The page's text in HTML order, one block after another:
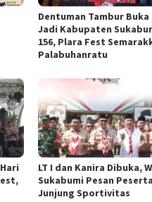
Dentuman Tambur Buka
Jadi Kabupaten
156, Plara Fest
Palabuhanratu
LT I dan Kanira Dibuka,
Sukabumi Pesan Peserta
Junjung Sportivitas